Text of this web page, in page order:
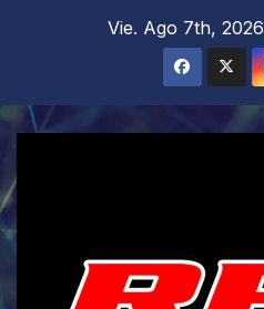
Vie. Ago 7th, 2026